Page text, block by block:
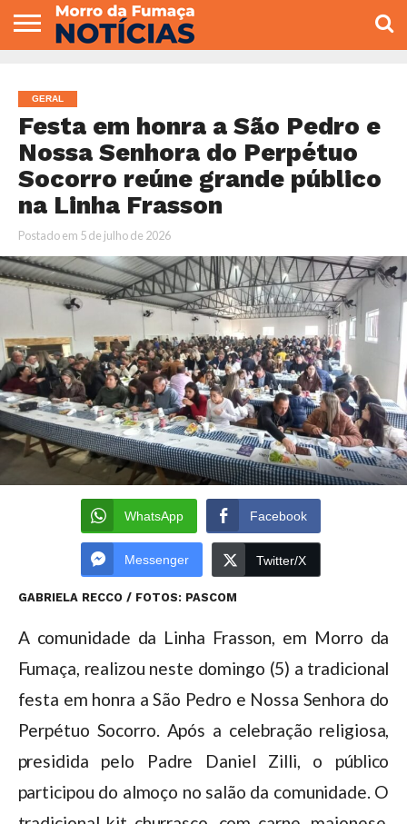
VEREADORES
GERAL
Festa em honra a São Pedro e
Nossa Senhora do Perpétuo
Socorro reúne grande público
na Linha Frasson
Postado em 5 de julho de 2026
WhatsApp Facebook
Messenger Twitter/X
GABRIELA RECCO / FOTOS: PASCOM
A comunidade da Linha Frasson, em Morro da
Fumaça, realizou neste domingo (5) a tradicional
festa em honra a São Pedro e Nossa Senhora do
Perpétuo Socorro. Após a celebração religiosa,
presidida pelo Padre Daniel Zilli, o público
participou do almoço no salão da comunidade. O